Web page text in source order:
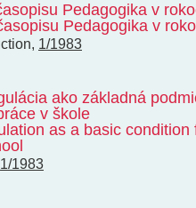
Pedagogika v
Pedagogika v
, 1/1983
ako základná
v škole
as a basic
1/1983